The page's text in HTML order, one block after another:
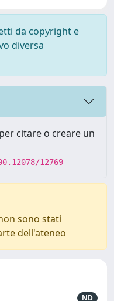
da copyright e
diversa
citare o creare un
12769
sono stati
dell'ateneo
ND